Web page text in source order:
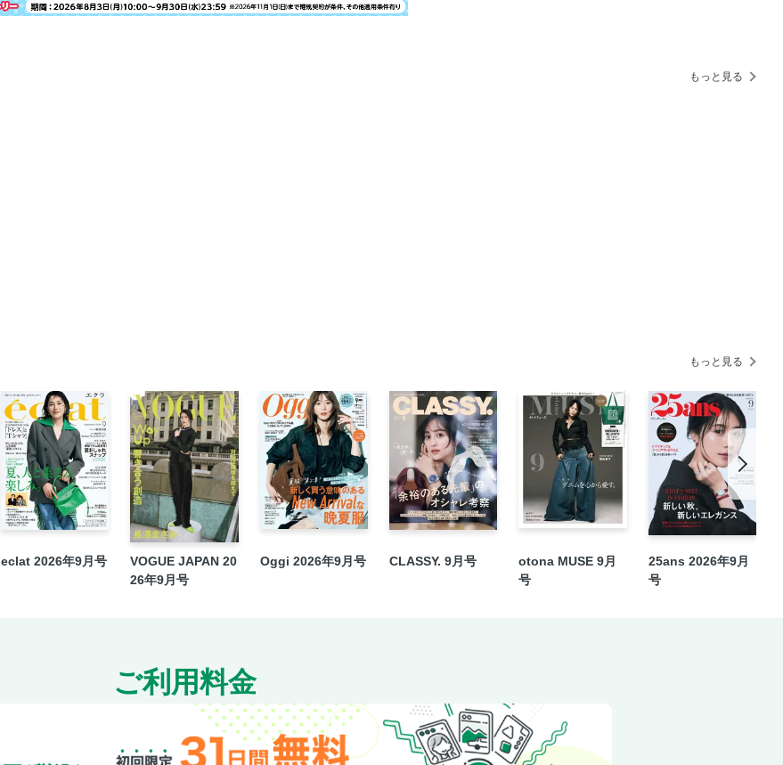
AD
10月号（9月1日発売）のお知らせ
もっと見る
もっと見る
eclat 2026年9月号
VOGUE JAPAN 20
26年9月号
Oggi 2026年9月号 CLASSY. 9月号
otona MUSE 9月
号
25ans 2026年9月
号
ご利用料金